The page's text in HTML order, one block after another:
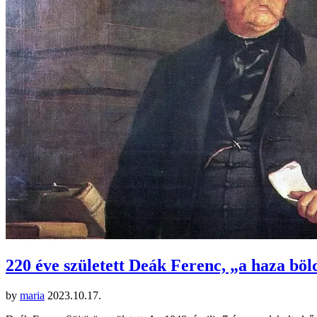
220 éve született Deák Ferenc, „a haza
by maria 2023.10.17.